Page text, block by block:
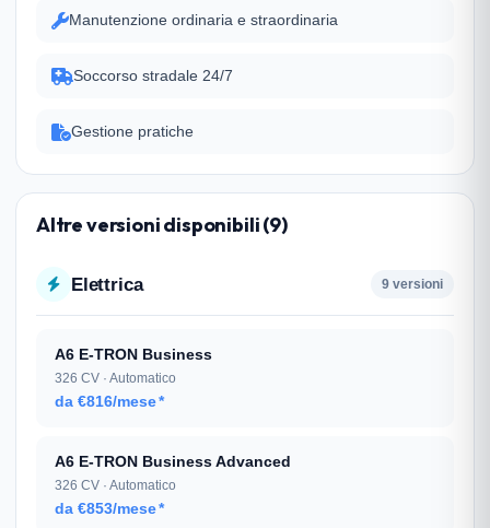
Manutenzione ordinaria e straordinaria
Soccorso stradale 24/7
Gestione pratiche
Altre versioni disponibili (9)
Elettrica 9 versioni
A6 E-TRON Business
326 CV · Automatico
da €816/mese*
A6 E-TRON Business Advanced
326 CV · Automatico
da €853/mese*